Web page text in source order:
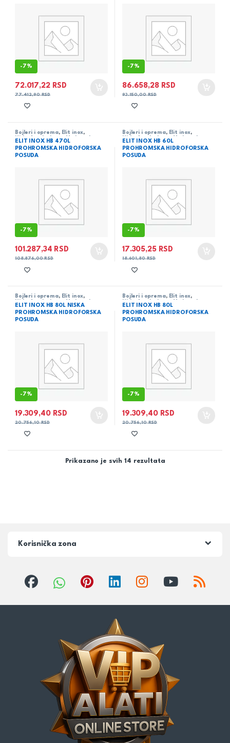
-7%
72.017,22 RSD
77.412,90RSD
-7%
86.658,28 RSD
93.150,00RSD
Bojleri i oprema, Elit inox,
Hidroforske boce ,Vodovod
ELIT INOX HB 470L
PROHROMSKA HIDROFORSKA
POSUDA
-7%
101.287,34 RSD
108.876,00RSD
Bojleri i oprema, Elit inox,
Hidroforske boce ,
ELIT INOX HB 60L
PROHROMSKA HIDROFORSKA
POSUDA
-7%
17.305,25 RSD
18.601,80RSD
Bojleri i oprema, Elit inox,
Hidroforske boce , Vodovod
ELIT INOX HB 80L NISKA
PROHROMSKA HIDROFORSKA
POSUDA
-7%
19.309,40 RSD
20.756,10RSD
Bojleri i oprema, Elit inox,
Hidroforske boce ,
ELIT INOX HB 80L
PROHROMSKA HIDROFORSKA
POSUDA
-7%
19.309,40 RSD
20.756,10RSD
Prikazano je svih 14 rezultata
Korisnička zona